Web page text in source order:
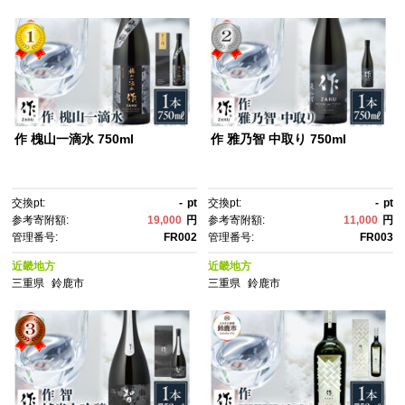
作 槐山一滴水 750ml
交換pt: - pt
参考寄附額:
19,000 円
管理番号:
FR002
近畿地方
三重県
鈴鹿市
作 雅乃智 中取り 750ml
交換pt: - pt
参考寄附額:
11,000 円
管理番号:
FR003
近畿地方
三重県 鈴鹿市